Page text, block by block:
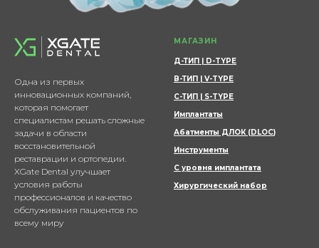
Одна из первых
инновационных компаний,
которая помогает
специалистам решать сложные
задачи в области
восстановительной
реставрации и ортопедии.
XGate Dental улучшает
условия работы
профессионалов и качество
обслуживания пациентов по
всему миру
МАГАЗИН
Д-ТИП | D-TYPE
В-ТИП | V-TYPE
С-ТИП | S-TYPE
Имплантаты
Абатменты ДЛОК (DLOC)
Инструменты
С уровня имплантата
Хирургический набор